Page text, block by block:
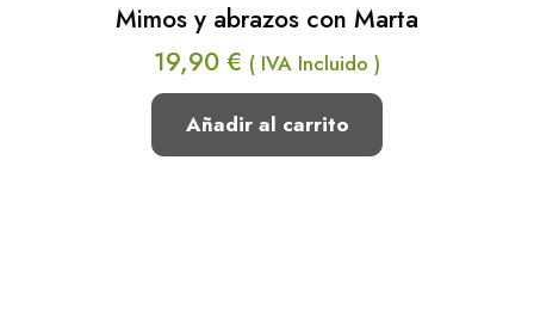
Mimos y abrazos con Marta
19,90 € ( IVA Incluido )
Añadir al carrito